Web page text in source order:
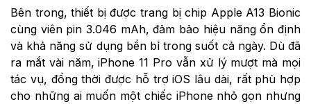
Bên trong, thiết bị được trang bị chip Apple A13 Bionic
cùng viên pin 3.046 mAh, đảm bảo hiệu năng ổn định
và khả năng sử dụng bền bỉ trong suốt cả ngày. Dù đã
ra mắt vài năm, iPhone 11 Pro vẫn xử lý mượt mà mọi
tác vụ, đồng thời được hỗ trợ iOS lâu dài, rất phù hợp
cho những ai muốn một chiếc iPhone nhỏ gọn nhưng